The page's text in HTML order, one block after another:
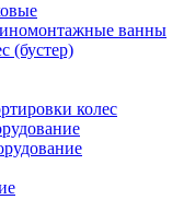
ванны
(бустер)
колес